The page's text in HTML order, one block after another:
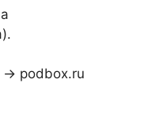
→ podbox.ru